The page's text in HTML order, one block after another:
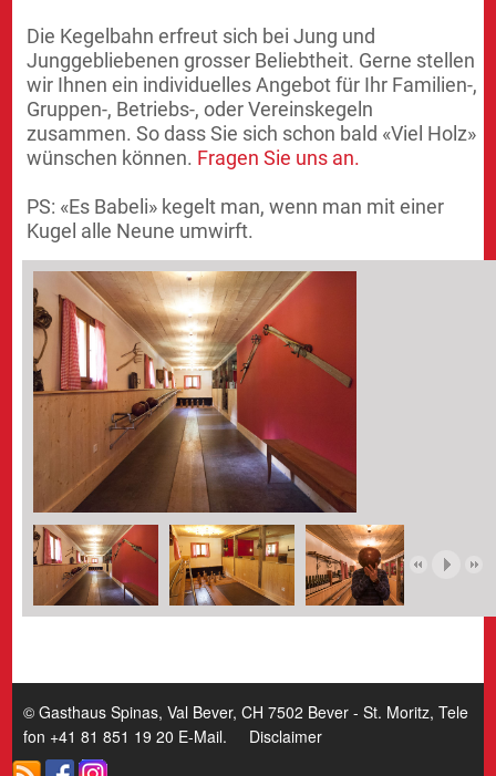
Die Kegelbahn erfreut sich bei Jung und
Junggebliebenen grosser Beliebtheit. Gerne stellen
wir Ihnen ein individuelles Angebot für Ihr Familien-,
Gruppen-, Betriebs-, oder Vereinskegeln
zusammen. So dass Sie sich schon bald «Viel Holz»
wünschen können. Fragen Sie uns an.
PS: «Es Babeli» kegelt man, wenn man mit einer
Kugel alle Neune umwirft.
© Gasthaus Spinas, Val Bever, CH 7502 Bever - St. Moritz, Tele
fon +41 81 851 19 20 E-Mail. Disclaimer